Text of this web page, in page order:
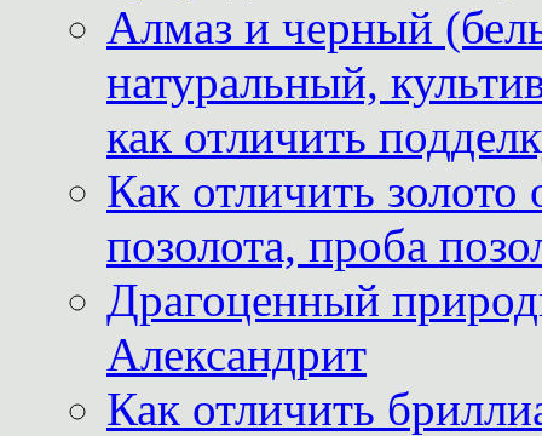
Алмаз и черный
натуральный,
как отличить
Как отличить
позолота, проба
Драгоценный
Александрит
Как отличить